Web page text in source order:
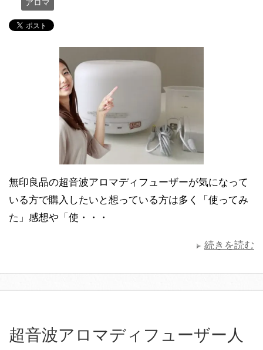
アロマ
無印良品の超音波アロマディフューザーが気になって
いる方で購入したいと想っている方は多く「使ってみ
た」感想や「使・・・
続きを読む
超音波アロマディフューザー人